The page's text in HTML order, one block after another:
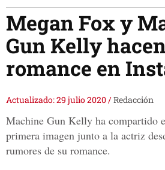
Megan Fox y
Gun Kelly
romance en
Actualizado: 29 julio 2020/Redacción
Machine Gun Kelly ha compartido
primera imagen junto a la actriz
rumores de su romance.